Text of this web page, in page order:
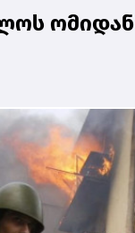
ომიდან